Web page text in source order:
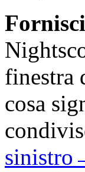
finestra
cosa